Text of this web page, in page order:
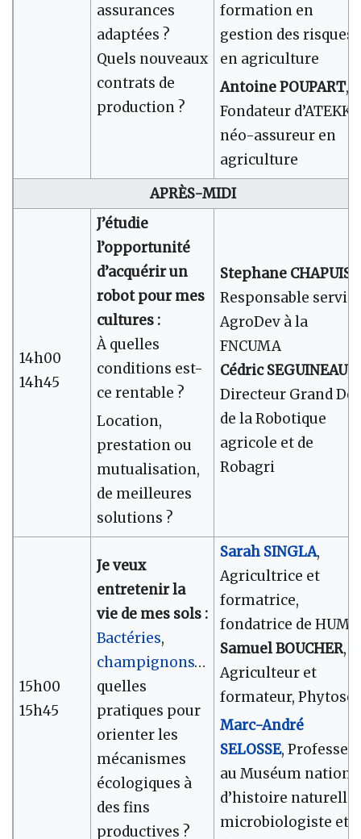
assurances
adaptées ?
Quels nouveaux
contrats de
production ?
formation en
gestion des risques
en agriculture
Antoine POUPART,
Fondateur
néo-assureur en
agriculture
APRÈS-MIDI
14h00
14h45
J’étudie
l’opportunité
d’acquérir un
robot pour mes
cultures :
À quelles
conditions est-
ce rentable ?
Location,
prestation ou
mutualisation,
de meilleures
solutions ?
Stephane CHAPUIS
Responsable
AgroDev à la
FNCUMA
Cédric SEGUINEAU,
Directeur Grand
de la Robotique
agricole et de
Robagri
15h00
15h45
Je veux
entretenir la
vie de mes sols :
Bactéries,
champignons…
quelles
pratiques pour
orienter les
mécanismes
écologiques à
des fins
productives ?
Sarah SINGLA,
Agricultrice et
formatrice,
fondatrice de HUMS
Samuel BOUCHER,
Agriculteur et
formateur, Phytosol
Marc-André
SELOSSE,
au Muséum
d’histoire naturelle,
microbiologiste et